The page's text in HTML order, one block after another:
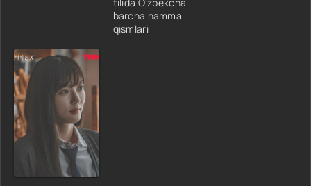
barcha hamma
qismlari